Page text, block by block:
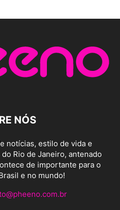
NÓS
notícias, estilo de vida e
Rio de Janeiro, antenado
de importante para o
e no mundo!